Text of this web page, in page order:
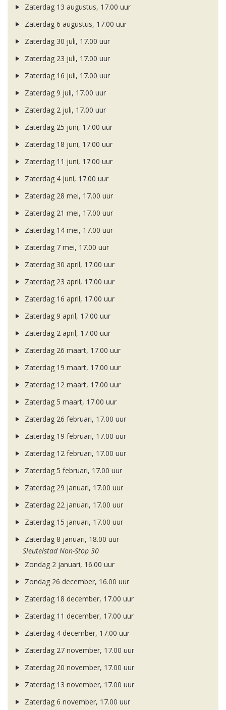
Zaterdag 13 augustus, 17.00 uur
Zaterdag 6 augustus, 17.00 uur
Zaterdag 30 juli, 17.00 uur
Zaterdag 23 juli, 17.00 uur
Zaterdag 16 juli, 17.00 uur
Zaterdag 9 juli, 17.00 uur
Zaterdag 2 juli, 17.00 uur
Zaterdag 25 juni, 17.00 uur
Zaterdag 18 juni, 17.00 uur
Zaterdag 11 juni, 17.00 uur
Zaterdag 4 juni, 17.00 uur
Zaterdag 28 mei, 17.00 uur
Zaterdag 21 mei, 17.00 uur
Zaterdag 14 mei, 17.00 uur
Zaterdag 7 mei, 17.00 uur
Zaterdag 30 april, 17.00 uur
Zaterdag 23 april, 17.00 uur
Zaterdag 16 april, 17.00 uur
Zaterdag 9 april, 17.00 uur
Zaterdag 2 april, 17.00 uur
Zaterdag 26 maart, 17.00 uur
Zaterdag 19 maart, 17.00 uur
Zaterdag 12 maart, 17.00 uur
Zaterdag 5 maart, 17.00 uur
Zaterdag 26 februari, 17.00 uur
Zaterdag 19 februari, 17.00 uur
Zaterdag 12 februari, 17.00 uur
Zaterdag 5 februari, 17.00 uur
Zaterdag 29 januari, 17.00 uur
Zaterdag 22 januari, 17.00 uur
Zaterdag 15 januari, 17.00 uur
Zaterdag 8 januari, 18.00 uur
Sleutelstad Non-Stop 30
Zondag 2 januari, 16.00 uur
Zondag 26 december, 16.00 uur
Zaterdag 18 december, 17.00 uur
Zaterdag 11 december, 17.00 uur
Zaterdag 4 december, 17.00 uur
Zaterdag 27 november, 17.00 uur
Zaterdag 20 november, 17.00 uur
Zaterdag 13 november, 17.00 uur
Zaterdag 6 november, 17.00 uur